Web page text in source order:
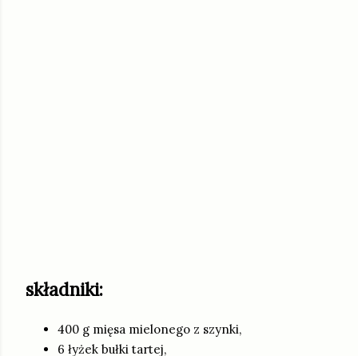
składniki:
400 g mięsa mielonego z szynki,
6 łyżek bułki tartej,